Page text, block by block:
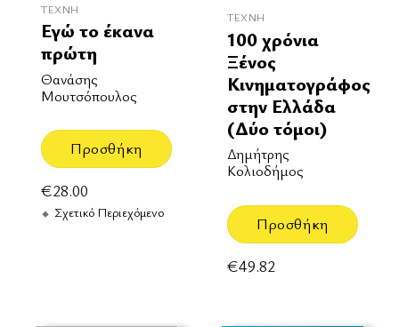
ΤΈΧΝΗ
Εγώ το έκανα
πρώτη
Θανάσης
Μουτσόπουλος
Προσθήκη
€28.00
Σχετικό Περιεχόμενο
ΤΈΧΝΗ
100 χρόνια
Ξένος
Κινηματογράφος
στην Ελλάδα
(Δύο τόμοι)
Δημήτρης
Κολιοδήμος
Προσθήκη
€49.82